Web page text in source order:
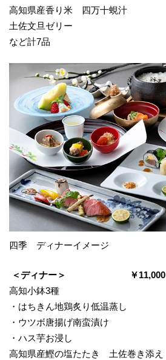
高知県産香り米 四万十蜆汁
土佐文旦ゼリー
など計7品
四季 ディナーイメージ
＜ディナー＞ ￥11,000
高知小鉢3種
・はちきん地鶏炙り低温蒸し
・ウツボ唐揚げ南蛮漬け
・ハス芋お浸し
高知県産鰹の塩たたき 土佐巻き添え